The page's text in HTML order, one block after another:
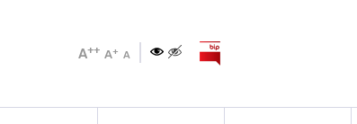
A++ A+ A